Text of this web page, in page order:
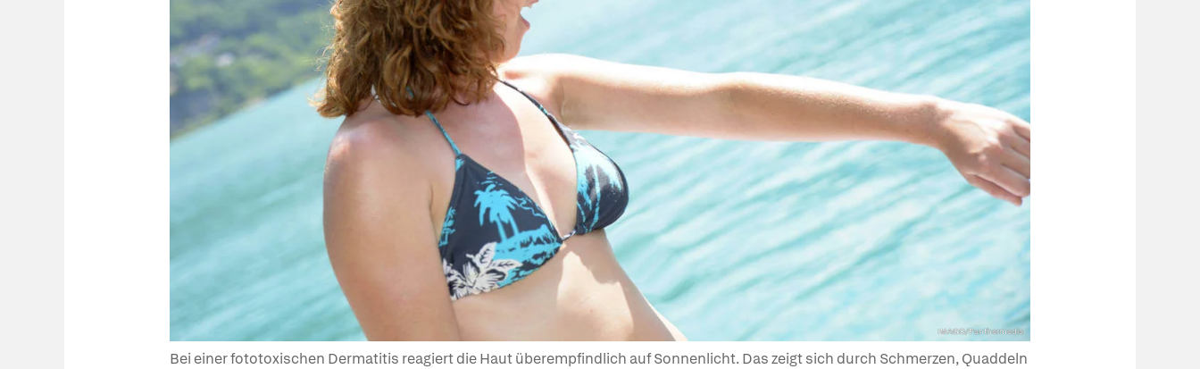
IMAGO/Panthermedia
Bei einer fototoxischen Dermatitis reagiert die Haut überempfindlich auf Sonnenlicht. Das zeigt sich durch Schmerzen, Quaddeln